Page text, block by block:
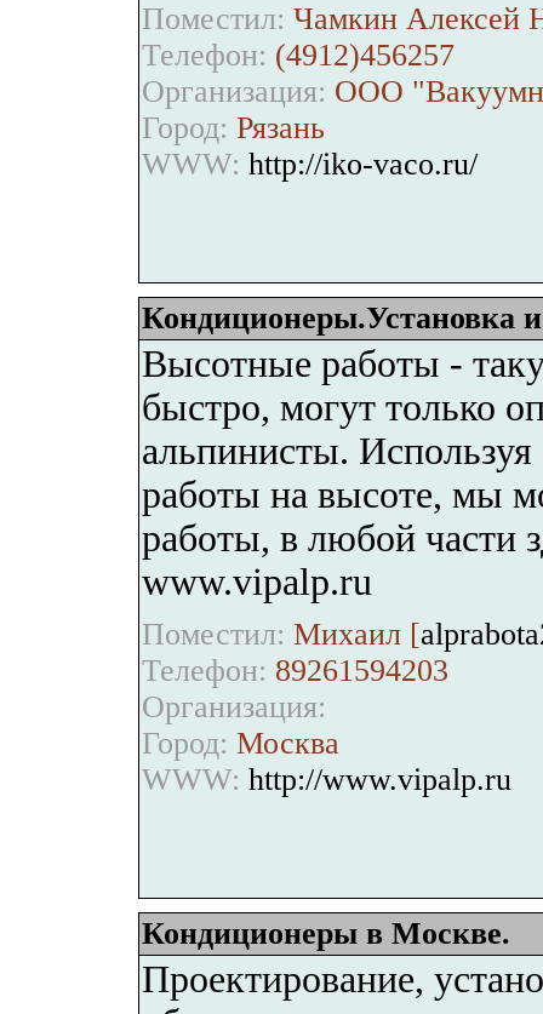
Поместил: Чамкин Алексей
Телефон: (4912)456257
Организация: ООО
Город: Рязань
WWW: http://iko-vaco.ru/
Кондиционеры.Установка
Высотные работы -
быстро, могут только
альпинисты.
работы на высоте, мы
работы, в любой части
www.vipalp.ru
Поместил: Михаил [
Телефон: 89261594203
Организация:
Город: Москва
WWW: http://www.vipalp.ru
Кондиционеры в Москве.
Проектирование,